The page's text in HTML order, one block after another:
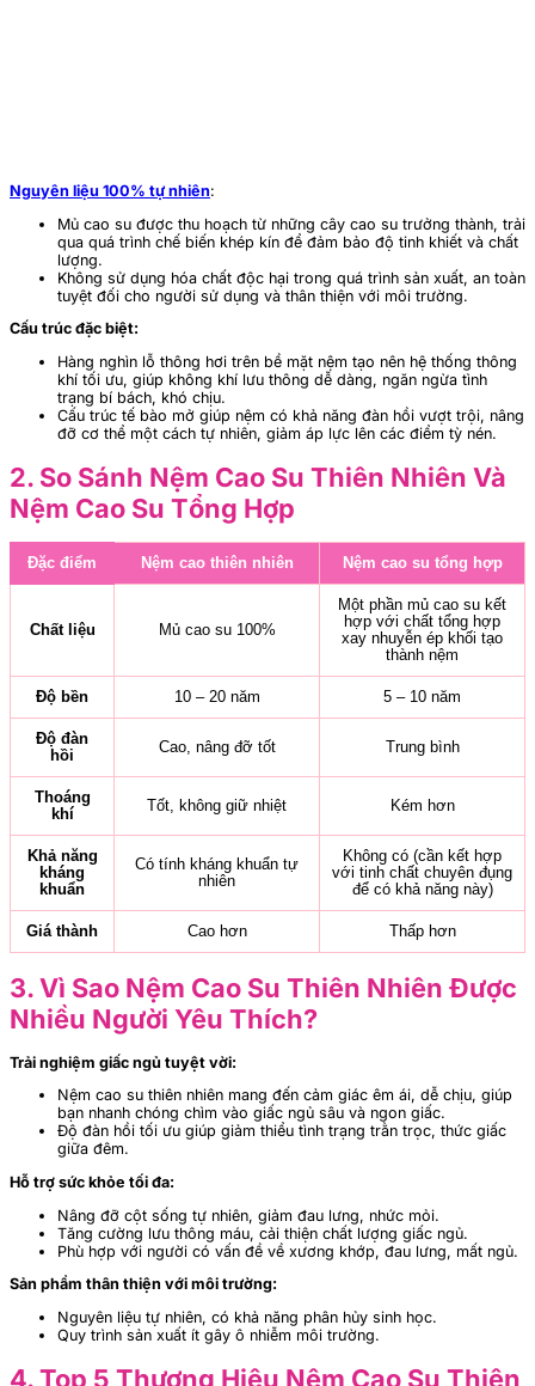
Nguyên liệu 100% tự nhiên:
Mủ cao su được thu hoạch từ những cây cao su trưởng thành, trải
qua quá trình chế biến khép kín để đảm bảo độ tinh khiết và chất
lượng.
Không sử dụng hóa chất độc hại trong quá trình sản xuất, an toàn
tuyệt đối cho người sử dụng và thân thiện với môi trường.
Cấu trúc đặc biệt:
Hàng nghìn lỗ thông hơi trên bề mặt nệm tạo nên hệ thống thông
khí tối ưu, giúp không khí lưu thông dễ dàng, ngăn ngừa tình
trạng bí bách, khó chịu.
Cấu trúc tế bào mở giúp nệm có khả năng đàn hồi vượt trội, nâng
đỡ cơ thể một cách tự nhiên, giảm áp lực lên các điểm tỳ nén.
2. So Sánh Nệm Cao Su Thiên Nhiên Và
Nệm Cao Su Tổng Hợp
Đặc điểm Nệm cao thiên nhiên Nệm cao su tổng hợp
Chất liệu Mủ cao su 100%
Một phần mủ cao su kết
hợp với chất tổng hợp
xay nhuyễn ép khối tạo
thành nệm
Độ bền 10 – 20 năm 5 – 10 năm
Độ đàn
hồi
Cao, nâng đỡ tốt Trung bình
Thoáng
khí
Tốt, không giữ nhiệt Kém hơn
Khả năng
kháng
khuẩn
Có tính kháng khuẩn tự
nhiên
Không có (cần kết hợp
với tinh chất chuyên đụng
để có khả năng này)
Giá thành Cao hơn Thấp hơn
3. Vì Sao Nệm Cao Su Thiên Nhiên Được
Nhiều Người Yêu Thích?
Trải nghiệm giấc ngủ tuyệt vời:
Nệm cao su thiên nhiên mang đến cảm giác êm ái, dễ chịu, giúp
bạn nhanh chóng chìm vào giấc ngủ sâu và ngon giấc.
Độ đàn hồi tối ưu giúp giảm thiểu tình trạng trằn trọc, thức giấc
giữa đêm.
Hỗ trợ sức khỏe tối đa:
Nâng đỡ cột sống tự nhiên, giảm đau lưng, nhức mỏi.
Tăng cường lưu thông máu, cải thiện chất lượng giấc ngủ.
Phù hợp với người có vấn đề về xương khớp, đau lưng, mất ngủ.
Sản phẩm thân thiện với môi trường:
Nguyên liệu tự nhiên, có khả năng phân hủy sinh học.
Quy trình sản xuất ít gây ô nhiễm môi trường.
4. Top 5 Thương Hiệu Nệm Cao Su Thiên